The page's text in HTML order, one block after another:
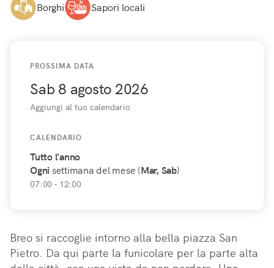
Borghi Sapori locali
PROSSIMA DATA
Sab 8 agosto 2026
Aggiungi al tuo calendario
CALENDARIO
Tutto l'anno
Ogni settimana del mese (Mar, Sab)
07:00 - 12:00
Breo si raccoglie intorno alla bella piazza San
Pietro. Da qui parte la funicolare per la parte alta